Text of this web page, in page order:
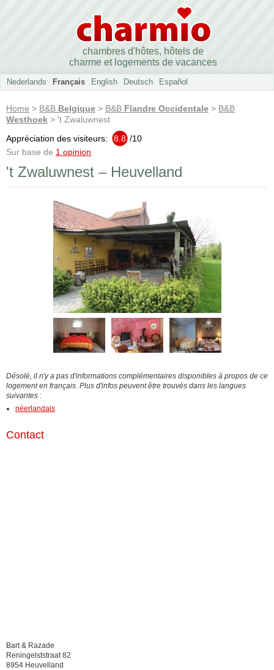
chambres d'hôtes, hôtels de
charme et logements de vacances
Nederlands Français English Deutsch Español
Home > B&B Belgique > B&B Flandre Occidentale > B&B
Westhoek > 't Zwaluwnest
Appréciation des visiteurs:
8.8 /10
Sur base de 1 opinion
't Zwaluwnest – Heuvelland
Désolé, il n'y a pas d'informations complémentaires disponibles à propos de ce
logement en français. Plus d'infos peuvent être trouvés dans les langues
suivantes :
néerlandais
Contact
Bart & Razade
Reningelststraat 82
8954 Heuvelland